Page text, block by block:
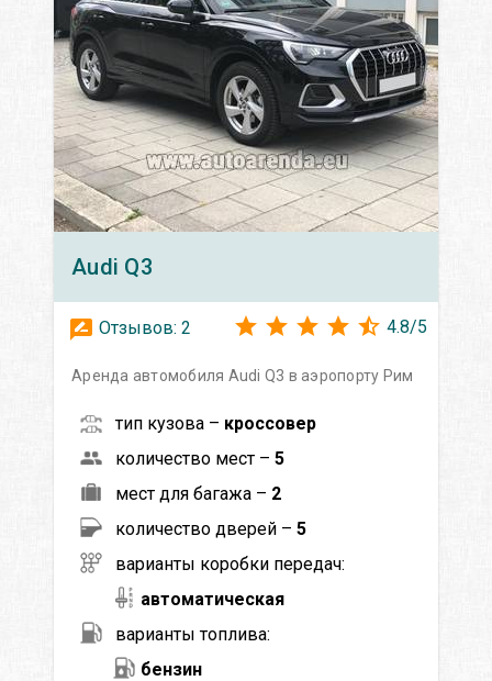
Audi Q3
Отзывов: 2 4.8/5
Аренда автомобиля Audi Q3 в аэропорту Рим
тип кузова – кроссовер
количество мест – 5
мест для багажа – 2
количество дверей – 5
варианты коробки передач:
автоматическая
варианты топлива:
бензин